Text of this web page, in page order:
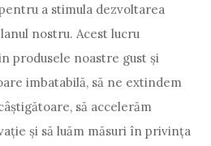
a stimula dezvoltarea
nostru. Acest lucru
produsele noastre gust și
imbatabilă, să ne extindem
să accelerăm
și să luăm măsuri în privința